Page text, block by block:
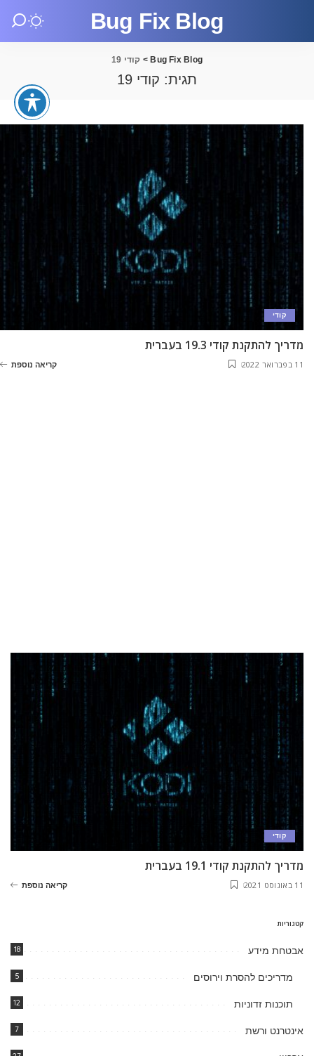
Bug Fix Blog
Bug Fix Blog
> קודי 19
תגית: קודי 19
קודי
מדריך להתקנת קודי 19.3 בעברית
11 בפברואר 2022 קריאה נוספת
קודי
מדריך להתקנת קודי 19.1 בעברית
11 באוגוסט 2021 קריאה נוספת
קטגוריות
אבטחת מידע 18
מדריכים להסרת וירוסים 5
תוכנות זדוניות 12
אינטרנט ורשת 7